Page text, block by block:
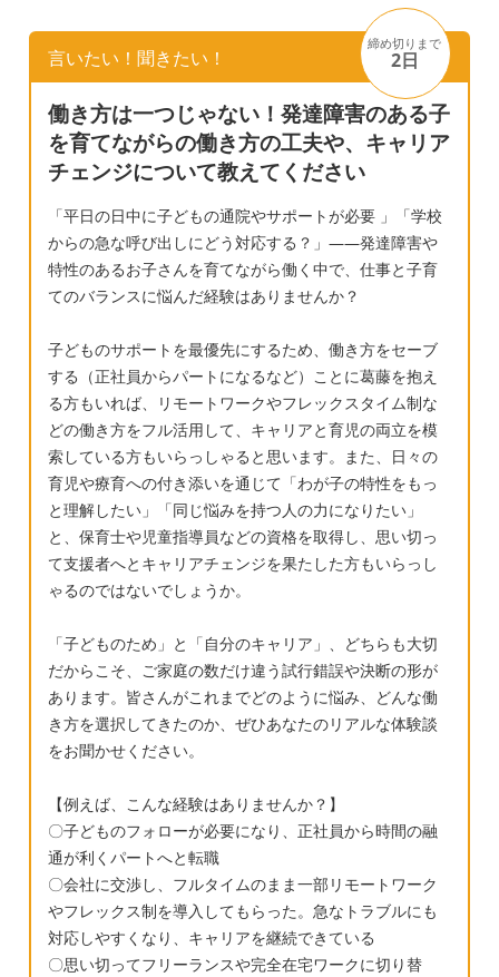
感じていません。人との関係でもあまり何も
感じていません。 逆に周りの子が困ってい
る、先生が困っている状態が多いです。息子
は相手がどう感じているかを悪気はなく、想
像しにくい、感じにくいところも大いにあり
ます。 本人自身が生きづらさを感じたり、家
のままでもいいのでしょうか。 今、学校から
もあまり連絡は来なくなりました。でもこち
らからメールで様子を聞くと小さいことです
れてくる感じです。先生からは息子が変わっ
たのではなく、周りが慣れてきたと言われて
しまいました。 今は学校という場所で多少問
題があっても大人から守られている状態で
す。今後社会に出た時のため、今から何かし
なくても別に大丈夫なのか、今本人や家族は
困っていないからそのままでいいのか、心配
です。（周りを困らせているかはなかなか今
は伝わってこない） 今何かやるかやらないか
も、何か問題が起きたら動けばよいのでしょ
うか。
も無理があると言うお話も、目からウロコで
した。 怒りっぽいので、〔私と娘にだけ〕怒
り出すと しばらくダメなのでなかなか前に進
めずに 一日終わってしまう事が多く、気持ち
の立て直しに苦労しています。 皆さまのお話
にもあった通り、本人の中に 自己の劣等感が
あり、親は見ていて辛くなりますが それで
も、ニコニコしながら本人には、前向きにや
りたい気持ちはあるので頑張ろうとするので
すが 聞き取り力が乏しく、大切な話を聞きも
き漏れなどがあります。 あと、のんびりして
いてボーッとしている面もあるので、のんび
り加減にイライラします。 最後に回答下さっ
た方のお話にもありますように、頑張ろう！
やらなきゃ！と常に前向きなのですが、続い
た試しがありません。 ただし、切羽詰まって
くると ひたすら頑張ります。 間際だけは、頑
張ります。 単位は今のところは大丈夫ですが
数学が苦手なので苦しい科目ではあります。
度、私自身気持ちを立て直し、 息子にとって
良い フォローが出来るように、努めます。 温
かいお言葉 心にしみました。 ありがとうござ
います。 またよろしくお願い申し上げます。
言いたい！聞きたい！
締め切りまで
2日
働き方は一つじゃない！発達障害のある子
を育てながらの働き方の工夫や、キャリア
チェンジについて教えてください
「平日の日中に子どもの通院やサポートが必要 」「学校
からの急な呼び出しにどう対応する？」——発達障害や
特性のあるお子さんを育てながら働く中で、仕事と子育
てのバランスに悩んだ経験はありませんか？
子どものサポートを最優先にするため、働き方をセーブ
する（正社員からパートになるなど）ことに葛藤を抱え
る方もいれば、リモートワークやフレックスタイム制な
どの働き方をフル活用して、キャリアと育児の両立を模
索している方もいらっしゃると思います。また、日々の
育児や療育への付き添いを通じて「わが子の特性をもっ
と理解したい」「同じ悩みを持つ人の力になりたい」
と、保育士や児童指導員などの資格を取得し、思い切っ
て支援者へとキャリアチェンジを果たした方もいらっし
ゃるのではないでしょうか。
「子どものため」と「自分のキャリア」、どちらも大切
だからこそ、ご家庭の数だけ違う試行錯誤や決断の形が
あります。皆さんがこれまでどのように悩み、どんな働
き方を選択してきたのか、ぜひあなたのリアルな体験談
をお聞かせください。
【例えば、こんな経験はありませんか？】
〇子どものフォローが必要になり、正社員から時間の融
通が利くパートへと転職
〇会社に交渉し、フルタイムのまま一部リモートワーク
やフレックス制を導入してもらった。急なトラブルにも
対応しやすくなり、キャリアを継続できている
〇思い切ってフリーランスや完全在宅ワークに切り替